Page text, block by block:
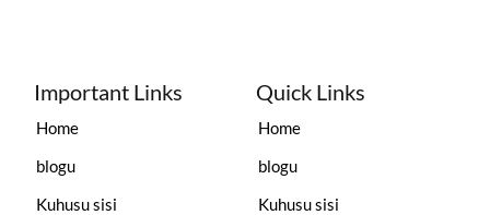
Important Links
Home
blogu
Kuhusu sisi
Quick Links
Home
blogu
Kuhusu sisi